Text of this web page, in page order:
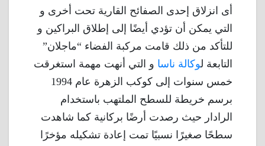
أى انزلاق إحدى الصفائح القارية تحت أخرى و
التي يمكن أن تؤدي أيضًا إلى إطلاق البراكين و
للتأكد من ذلك قامت مركبة الفضاء “ماجلان”
التابعة لوكالة ناسا و التي أنهت مهمة استغرقت
خمس سنوات إلى كوكب الزهرة عام 1994
برسم خريطة للسطح الملتهب باستخدام
الرادار حيث رصدت أرضًا بركانية كما شاهدت
سطحًا صغيرًا نسبيًا تمت إعادة تشكيله مؤخرًا